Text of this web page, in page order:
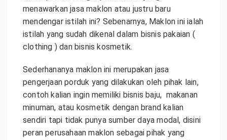
menawarkan jasa maklon atau justru baru
mendengar istilah ini? Sebenarnya, Maklon ini ialah
istilah yang sudah dikenal dalam bisnis pakaian (
clothing ) dan bisnis kosmetik.
Sederhananya maklon ini merupakan jasa
pengerjaan porduk yang dilakukan oleh pihak lain,
contoh kalian ingin memiliki bisnis baju, makanan
minuman, atau kosmetik dengan brand kalian
sendiri tapi tidak punya sumber daya modal, disini
peran perusahaan maklon sebagai pihak yang